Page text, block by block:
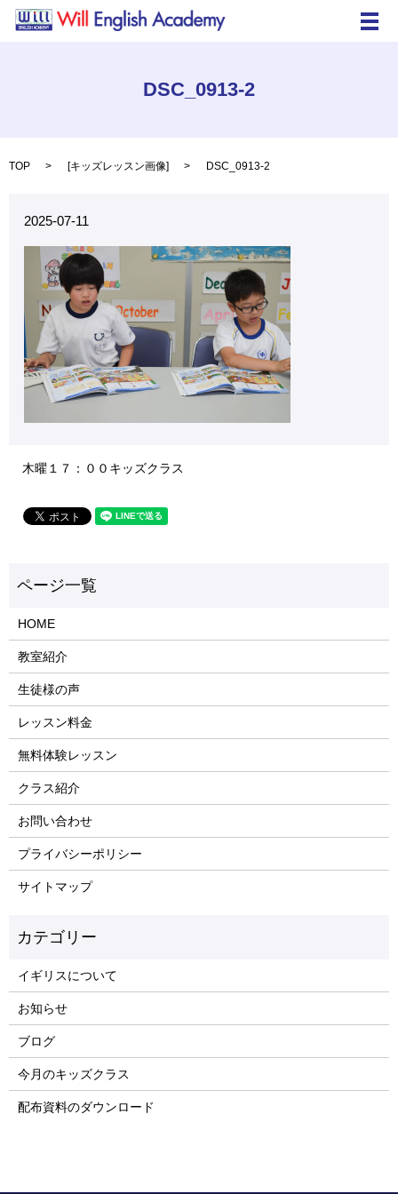
メ
DSC_0913-2
TOP [キッズレッスン画像] DSC_0913-2
2025-07-11
木曜１７：００キッズクラス
HOME
教室紹介
生徒様の声
レッスン料金
無料体験レッスン
クラス紹介
お問い合わせ
プライバシーポリシー
サイトマップ
イギリスについて
お知らせ
ブログ
今月のキッズクラス
配布資料のダウンロード